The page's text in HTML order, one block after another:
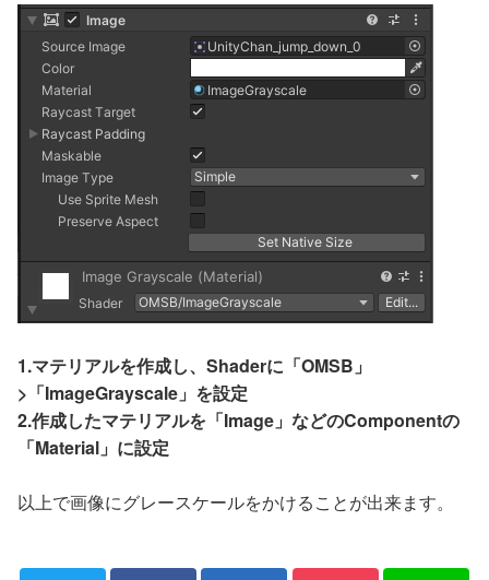
1.マテリアルを作成し、Shaderに「OMSB」
>「ImageGrayscale」を設定
2.作成したマテリアルを「Image」などのComponentの
「Material」に設定
以上で画像にグレースケールをかけることが出来ます。